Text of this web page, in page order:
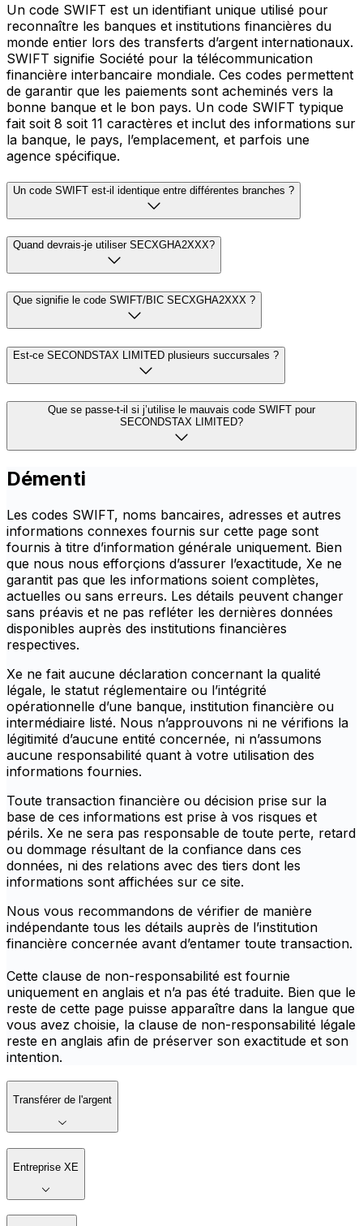
Un code SWIFT est un identifiant unique utilisé pour
reconnaître les banques et institutions financières du
monde entier lors des transferts d’argent internationaux.
SWIFT signifie Société pour la télécommunication
financière interbancaire mondiale. Ces codes permettent
de garantir que les paiements sont acheminés vers la
bonne banque et le bon pays. Un code SWIFT typique
fait soit 8 soit 11 caractères et inclut des informations sur
la banque, le pays, l’emplacement, et parfois une
agence spécifique.
Un code SWIFT est-il identique entre différentes branches ?
Quand devrais-je utiliser SECXGHA2XXX?
Que signifie le code SWIFT/BIC SECXGHA2XXX ?
Est-ce SECONDSTAX LIMITED plusieurs succursales ?
Que se passe-t-il si j’utilise le mauvais code SWIFT pour
SECONDSTAX LIMITED?
Démenti
Les codes SWIFT, noms bancaires, adresses et autres
informations connexes fournis sur cette page sont
fournis à titre d’information générale uniquement. Bien
que nous nous efforçions d’assurer l’exactitude, Xe ne
garantit pas que les informations soient complètes,
actuelles ou sans erreurs. Les détails peuvent changer
sans préavis et ne pas refléter les dernières données
disponibles auprès des institutions financières
respectives.
Xe ne fait aucune déclaration concernant la qualité
légale, le statut réglementaire ou l’intégrité
opérationnelle d’une banque, institution financière ou
intermédiaire listé. Nous n’approuvons ni ne vérifions la
légitimité d’aucune entité concernée, ni n’assumons
aucune responsabilité quant à votre utilisation des
informations fournies.
Toute transaction financière ou décision prise sur la
base de ces informations est prise à vos risques et
périls. Xe ne sera pas responsable de toute perte, retard
ou dommage résultant de la confiance dans ces
données, ni des relations avec des tiers dont les
informations sont affichées sur ce site.
Nous vous recommandons de vérifier de manière
indépendante tous les détails auprès de l’institution
financière concernée avant d’entamer toute transaction.
Cette clause de non-responsabilité est fournie
uniquement en anglais et n’a pas été traduite. Bien que le
reste de cette page puisse apparaître dans la langue que
vous avez choisie, la clause de non-responsabilité légale
reste en anglais afin de préserver son exactitude et son
intention.
Transférer de l'argent
Entreprise XE